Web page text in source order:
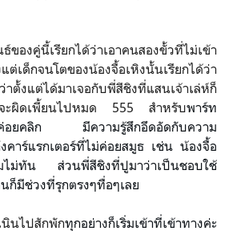
นี้เรียกได้ว่าเอาคนสองขั้วที่ไม่เข้า
ด็กจนโตของน้องจื้อเหิงนั้นเรียกได้ว่า
ตั้งแต่ได้มาเจอกับพี่สีชิงที่แสนเจ้าเล่ห์ก็
จะผิดเพี้ยนไปหมด 555 สำหรับพาร์ท
ม่ค่อยคลิก มีความรู้สึกอึดอัดกับความ
คาร์แรกเตอร์ที่ไม่ค่อยสมูธ เช่น น้องจื้อ
มไม่ทัน ส่วนพี่สีชิงที่ปูมาว่าเป็นชอบใช้
ก็มีช่วงที่รุกตรงๆทื่อๆเลย
นไปสักพักทุกอย่างก็เริ่มเข้าที่เข้าทางค่ะ